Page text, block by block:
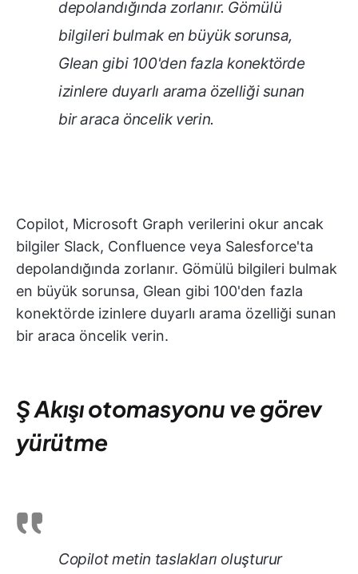
depolandığında zorlanır. Gömülü
bilgileri bulmak en büyük sorunsa,
Glean gibi 100'den fazla konektörde
izinlere duyarlı arama özelliği sunan
bir araca öncelik verin.
Copilot, Microsoft Graph verilerini okur ancak
bilgiler Slack, Confluence veya Salesforce'ta
depolandığında zorlanır. Gömülü bilgileri bulmak
en büyük sorunsa, Glean gibi 100'den fazla
konektörde izinlere duyarlı arama özelliği sunan
bir araca öncelik verin.
Ş Akışı otomasyonu ve görev
yürütme
Copilot metin taslakları oluşturur